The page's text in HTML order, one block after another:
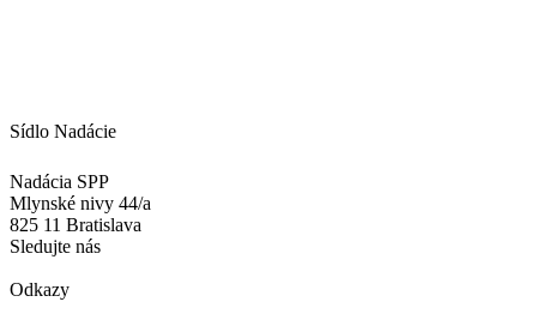
Sídlo Nadácie
Nadácia SPP
Mlynské nivy 44/a
825 11 Bratislava
Sledujte nás
Odkazy